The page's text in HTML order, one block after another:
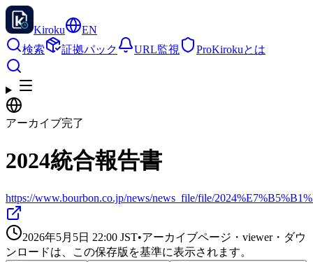
Kiroku
EN
検索
証拠パック URL監視 ProKirokuとは
アーカイブ完了
2024統合報告書
https://www.bourbon.co.jp/news/news_file/file/
2026年5月5日 22:00 JST•アーカイブページ・viewer・ダウ
ンロードは、この保存版を基準に表示されます。